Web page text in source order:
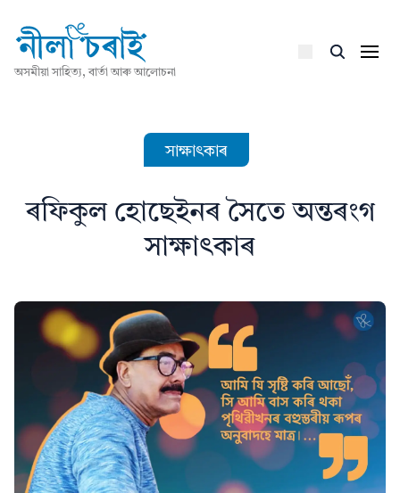
অসমীয়া সাহিত্য, বাৰ্তা আৰু আলোচনা
সাক্ষাৎকাৰ
ৰফিকুল হোছেইনৰ সৈতে অন্তৰংগ
সাক্ষাৎকাৰ